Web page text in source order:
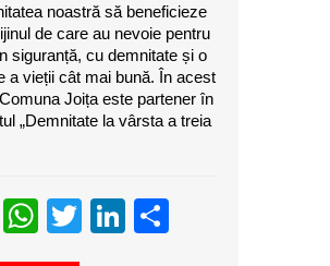
noastră să beneficieze
de care au nevoie pentru
siguranță, cu demnitate și o
a vieții cât mai bună. În acest
Joița este partener în
„Demnitate la vârsta a treia
Facebook
WhatsApp
TwitterLinkedIn